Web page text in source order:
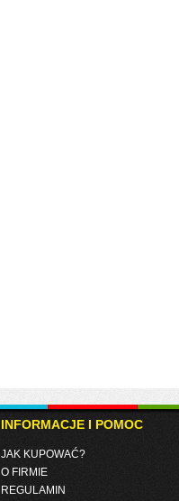
INFORMACJE I POMOC
JAK KUPOWAĆ?
O FIRMIE
REGULAMIN